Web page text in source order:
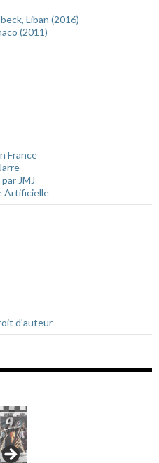
Liban (2016)
(2011)
France
JMJ
Artificielle
d'auteur